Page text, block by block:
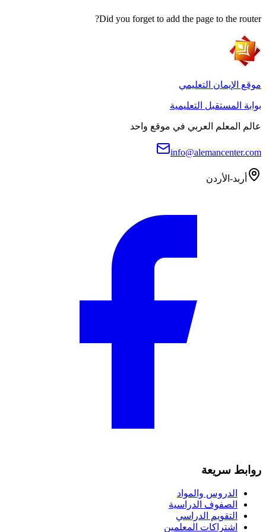
Did you forget to add the page to the router?
موقع الإيمان التعليمي
بوابة المستقبل التعليمية
عالم المعلم العربي في موقع واحد
info@alemancenter.com
أربد-الأردن
روابط سريعة
الدروس والمواد
الصفوف الدراسية
التقويم الدراسي
اشتراكات المعلمين